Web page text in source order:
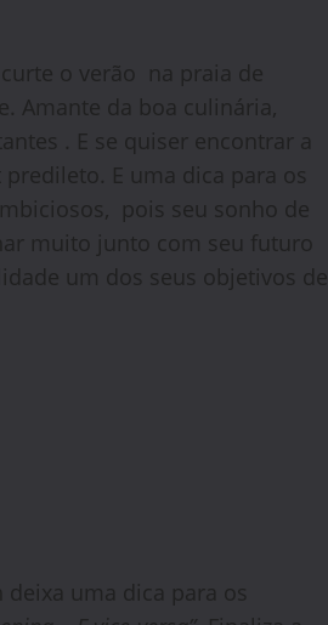
o verão na praia de
Amante da boa culinária,
. E se quiser encontrar a
E uma dica para os
pois seu sonho de
muito junto com seu futuro
um dos seus objetivos de
uma dica para os